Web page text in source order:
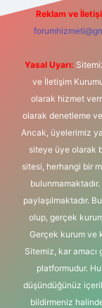
Reklam ve
Yasal Uyarı:
ve İletişim
olarak hizmet
olarak denetleme
Ancak, üyelerimiz
siteye üye olarak
sitesi, herhangi bir
paylaşılmaktadır.
olup, gerçek
Gerçek kurum ve
Sitemiz, kar
platformudur.
düşündüğünüz
bildirmeniz